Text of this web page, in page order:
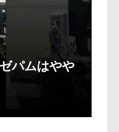
パムはやや